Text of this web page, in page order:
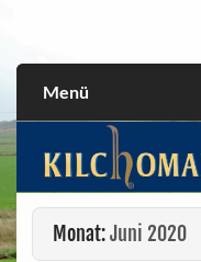
Menü
Monat:Juni 2020